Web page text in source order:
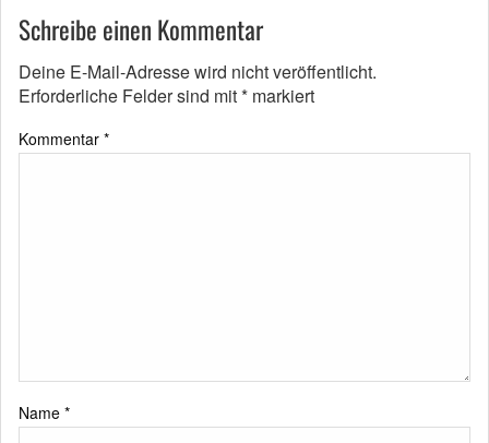
Schreibe einen Kommentar
Deine E-Mail-Adresse wird nicht veröffentlicht.
Erforderliche Felder sind mit* markiert
Kommentar *
Name *